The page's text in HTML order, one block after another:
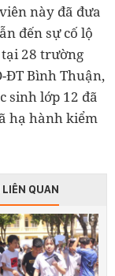
này đã đưa
đến sự cố lộ
28 trường
ĐT Bình Thuận,
sinh lớp 12 đã
hạ hành kiểm
LIÊN QUAN